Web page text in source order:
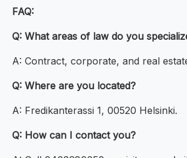
FAQ:
Q: What areas of law do you
A: Contract, corporate, and real
Q: Where are you located?
A: Fredikanterassi 1, 00520 Helsinki.
Q: How can I contact you?